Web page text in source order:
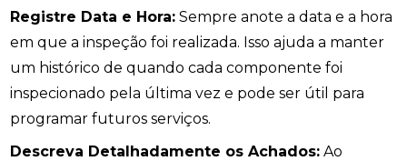
Registre Data e Hora: Sempre anote a data e a hora
em que a inspeção foi realizada. Isso ajuda a manter
um histórico de quando cada componente foi
inspecionado pela última vez e pode ser útil para
programar futuros serviços.
Descreva Detalhadamente os Achados: Ao